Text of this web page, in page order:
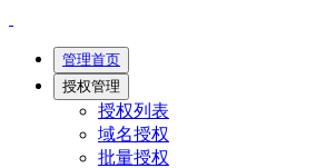
管理首页
授权管理
授权列表
域名授权
批量授权